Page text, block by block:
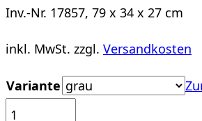
Inv.-Nr. 17857, 79 x 34 x 27 cm
inkl. MwSt. zzgl. Versandkosten
Variante
Ottmar